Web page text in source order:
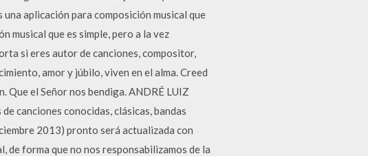
aplicación para composición musical que
musical que es simple, pero a la vez
si eres autor de canciones, compositor,
amor y júbilo, viven en el alma. Creed
el Señor nos bendiga. ANDRÉ LUIZ
canciones conocidas, clásicas, bandas
2013) pronto será actualizada con
forma que no nos responsabilizamos de la